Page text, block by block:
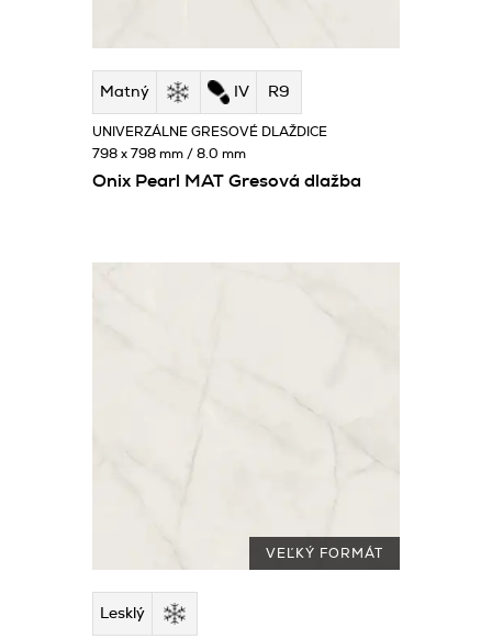
Matný IV R9
Onix Pearl MAT Gresová dlažba
UNIVERZÁLNE GRESOVÉ DLAŽDICE
798 x 798 mm / 8.0 mm
VEĽKÝ FORMÁT
Lesklý